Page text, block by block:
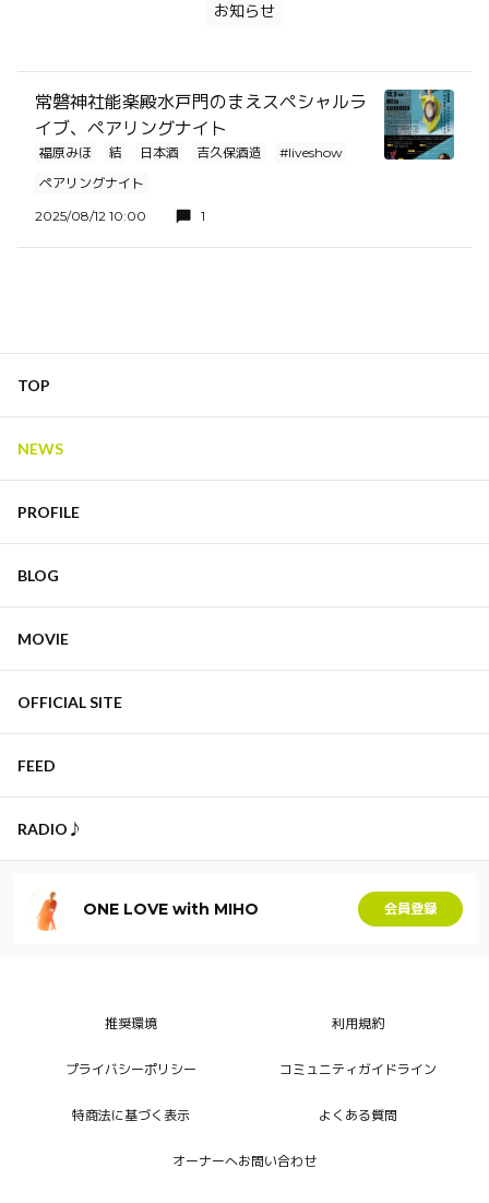
お知らせ
常磐神社能楽殿水戸門のまえスペシャルラ
イブ、ペアリングナイト
福原みほ 結 日本酒 吉久保酒造
#liveshow
ペアリングナイト
2025/08/12 10:00
1
TOP
NEWS
PROFILE
BLOG
MOVIE
OFFICIAL SITE
FEED
RADIO♪
ONE LOVE with MIHO 会員登録
推奨環境 利用規約
プライバシーポリシー コミュニティガイドライン
特商法に基づく表示 よくある質問
オーナーへお問い合わせ